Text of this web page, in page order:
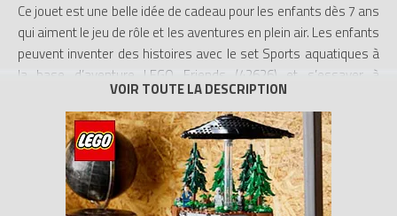
Ce jouet est une belle idée de cadeau pour les enfants dès 7 ans
qui aiment le jeu de rôle et les aventures en plein air. Les enfants
peuvent inventer des histoires avec le set Sports aquatiques à
la base d’aventure LEGO Friends (42626) et s’essayer à
différentes activités, comme le kayak, la pêche, la construction
de radeau, la peinture et les ricochets. Le jouet inclut 3 mini-
poupées LEGO Friends, un ours et de nombreux accessoires de
sports aquatiques.
Les enfants jouent à équiper les personnages d’un casque, d’un
gilet de sauvetage et de rames, puis lancent les 2 kayaks